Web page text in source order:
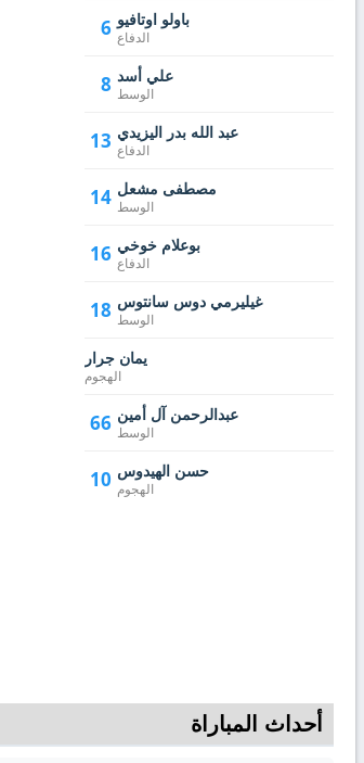
6 باولو اوتافيو
الدفاع
8 علي أسد
الوسط
13 عبد الله بدر اليزيدي
الدفاع
14 مصطفى مشعل
الوسط
16 بوعلام خوخي
الدفاع
18 غيليرمي دوس سانتوس
الوسط
يمان جرار
الهجوم
66 عبدالرحمن آل أمين
الوسط
10 حسن الهيدوس‎
الهجوم
أحداث المباراة